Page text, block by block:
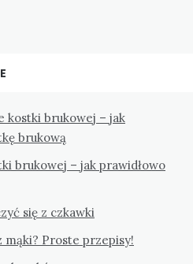
kostki brukowej – jak
brukową
brukowej – jak prawidłowo
się z czkawki
mąki? Proste przepisy!